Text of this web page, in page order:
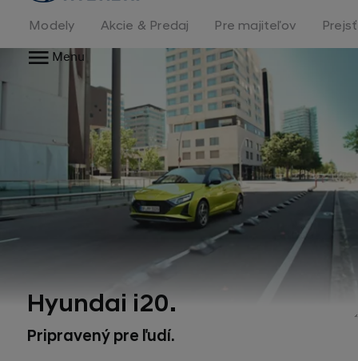
stránka
Modely Akcie & Predaj Pre majiteľov
Menu
Hyundai i20.
Pripravený pre ľudí.